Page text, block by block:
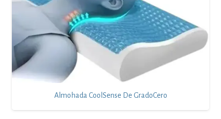
Almohada CoolSense De GradoCero